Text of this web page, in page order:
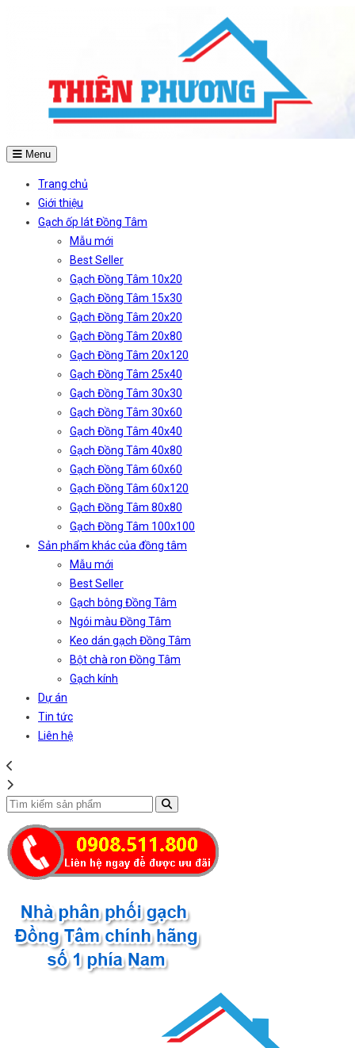
Menu
Trang chủ
Giới thiệu
Gạch ốp lát Đồng Tâm
Mẫu mới
Best Seller
Gạch Đồng Tâm 10x20
Gạch Đồng Tâm 15x30
Gạch Đồng Tâm 20x20
Gạch Đồng Tâm 20x80
Gạch Đồng Tâm 20x120
Gạch Đồng Tâm 25x40
Gạch Đồng Tâm 30x30
Gạch Đồng Tâm 30x60
Gạch Đồng Tâm 40x40
Gạch Đồng Tâm 40x80
Gạch Đồng Tâm 60x60
Gạch Đồng Tâm 60x120
Gạch Đồng Tâm 80x80
Gạch Đồng Tâm 100x100
Sản phẩm khác của đồng tâm
Mẫu mới
Best Seller
Gạch bông Đồng Tâm
Ngói màu Đồng Tâm
Keo dán gạch Đồng Tâm
Bột chà ron Đồng Tâm
Gạch kính
Dự án
Tin tức
Liên hệ